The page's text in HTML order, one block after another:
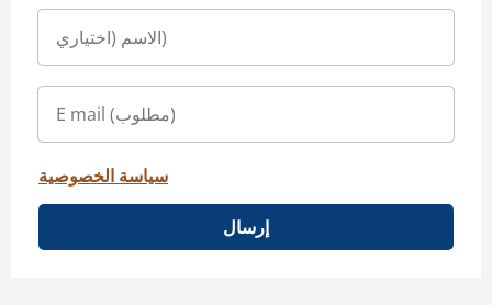
سياسة الخصوصية
إرسال